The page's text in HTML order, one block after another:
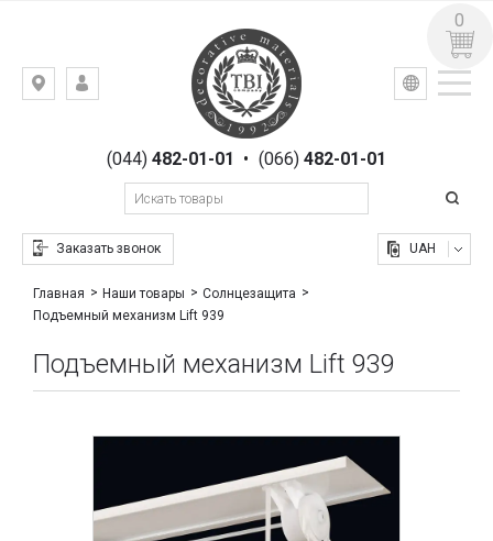
Киев,
Гоголевская,(044)482-01-01 • (066) 482-01-01
Заказать звонок
УКР РУС
UAH
0
Главная Наши товары
Солнцезащита
Подъемный механизм Lift 939
Подъемный механизм Lift 939